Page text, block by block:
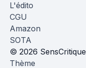
L'édito
CGU
Amazon
SOTA
© 2026 SensCritique
Thème